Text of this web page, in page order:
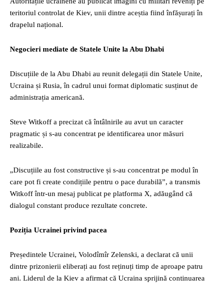
teritoriul controlat de Kiev, unii dintre aceștia fiind înfășurați în
drapelul național.
Negocieri mediate de Statele Unite la Abu Dhabi
Discuțiile de la Abu Dhabi au reunit delegații din Statele Unite,
Ucraina și Rusia, în cadrul unui format diplomatic susținut de
administrația americană.
Steve Witkoff a precizat că întâlnirile au avut un caracter
pragmatic și s-au concentrat pe identificarea unor măsuri
realizabile.
„Discuțiile au fost constructive și s-au concentrat pe modul în
care pot fi create condițiile pentru o pace durabilă”, a transmis
Witkoff într-un mesaj publicat pe platforma X, adăugând că
dialogul constant produce rezultate concrete.
Poziția Ucrainei privind pacea
Președintele Ucrainei, Volodîmîr Zelenski, a declarat că unii
dintre prizonierii eliberați au fost reținuți timp de aproape patru
ani. Liderul de la Kiev a afirmat că Ucraina sprijină continuarea